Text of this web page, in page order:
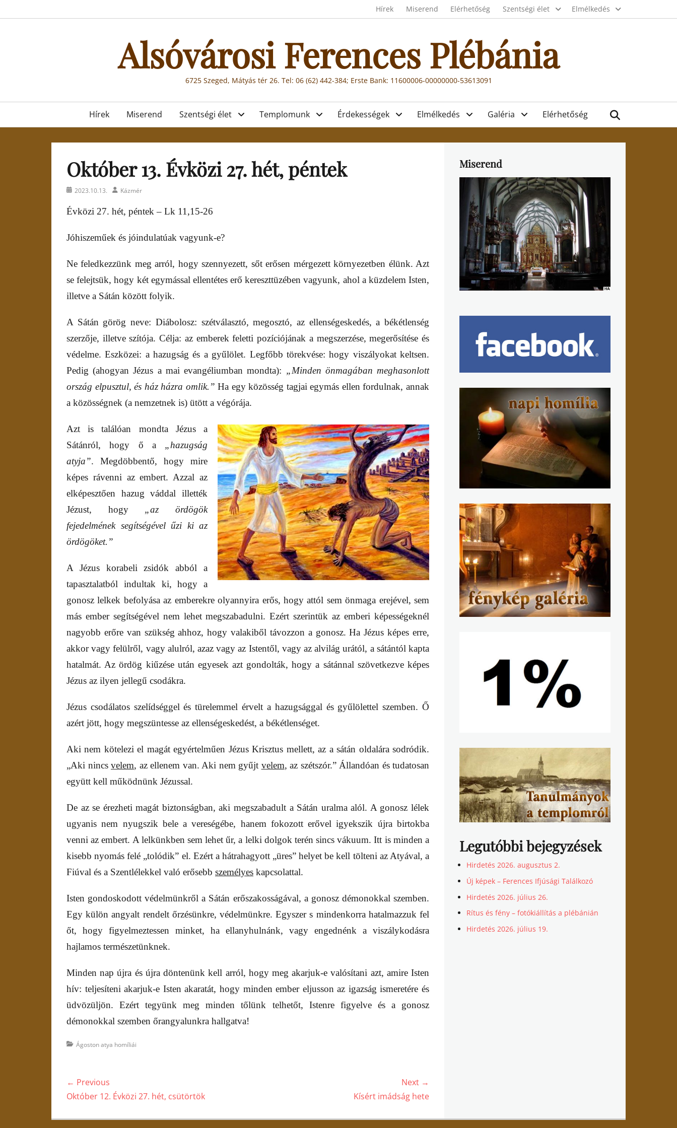
to
Header menu
Hírek Miserend Elérhetőség Szentségi élet Elmélkedés
Alsóvárosi Ferences Plébánia
6725 Szeged, Mátyás tér 26. Tel: 06 (62) 442-384; Erste Bank: 11600006-00000000-53613091
Primary
menu
Hírek Miserend Szentségi élet Templomunk Érdekességek Elmélkedés Galéria Elérhetőség
Október 13. Évközi 27. hét, péntek
Posted2023.10.13. AuthorKázmér
Évközi 27. hét, péntek – Lk 11,15-26
Jóhiszeműek és jóindulatúak vagyunk-e?
Ne feledkezzünk meg arról, hogy szennyezett, sőt erősen mérgezett környezetben élünk. Azt
se felejtsük, hogy két egymással ellentétes erő kereszttüzében vagyunk, ahol a küzdelem Isten,
illetve a Sátán között folyik.
A Sátán görög neve: Diábolosz: szétválasztó, megosztó, az ellenségeskedés, a békétlenség
szerzője, illetve szítója. Célja: az emberek feletti pozíciójának a megszerzése, megerősítése és
védelme. Eszközei: a hazugság és a gyűlölet. Legfőbb törekvése: hogy viszályokat keltsen.
Pedig (ahogyan Jézus a mai evangéliumban mondta): „Minden önmagában meghasonlott
ország elpusztul, és ház házra omlik.” Ha egy közösség tagjai egymás ellen fordulnak, annak
a közösségnek (a nemzetnek is) ütött a végórája.
Azt is találóan mondta Jézus a
Sátánról, hogy ő a „hazugság
atyja”. Megdöbbentő, hogy mire
képes rávenni az embert. Azzal az
elképesztően hazug váddal illették
Jézust, hogy „az ördögök
fejedelmének segítségével űzi ki az
ördögöket.”
A Jézus korabeli zsidók abból a
tapasztalatból indultak ki, hogy a
gonosz lelkek befolyása az emberekre olyannyira erős, hogy attól sem önmaga erejével, sem
más ember segítségével nem lehet megszabadulni. Ezért szerintük az emberi képességeknél
nagyobb erőre van szükség ahhoz, hogy valakiből távozzon a gonosz. Ha Jézus képes erre,
akkor vagy felülről, vagy alulról, azaz vagy az Istentől, vagy az alvilág urától, a sátántól kapta
hatalmát. Az ördög kiűzése után egyesek azt gondolták, hogy a sátánnal szövetkezve képes
Jézus az ilyen jellegű csodákra.
Jézus csodálatos szelídséggel és türelemmel érvelt a hazugsággal és gyűlölettel szemben. Ő
azért jött, hogy megszüntesse az ellenségeskedést, a békétlenséget.
Aki nem kötelezi el magát egyértelműen Jézus Krisztus mellett, az a sátán oldalára sodródik.
„Aki nincs velem, az ellenem van. Aki nem gyűjt velem, az szétszór.” Állandóan és tudatosan
együtt kell működnünk Jézussal.
De az se érezheti magát biztonságban, aki megszabadult a Sátán uralma alól. A gonosz lélek
ugyanis nem nyugszik bele a vereségébe, hanem fokozott erővel igyekszik újra birtokba
venni az embert. A lelkünkben sem lehet űr, a lelki dolgok terén sincs vákuum. Itt is minden a
kisebb nyomás felé „tolódik” el. Ezért a hátrahagyott „üres” helyet be kell tölteni az Atyával, a
Fiúval és a Szentlélekkel való erősebb személyes kapcsolattal.
Isten gondoskodott védelmünkről a Sátán erőszakosságával, a gonosz démonokkal szemben.
Egy külön angyalt rendelt őrzésünkre, védelmünkre. Egyszer s mindenkorra hatalmazzuk fel
őt, hogy figyelmeztessen minket, ha ellanyhulnánk, vagy engednénk a viszálykodásra
hajlamos természetünknek.
Minden nap újra és újra döntenünk kell arról, hogy meg akarjuk-e valósítani azt, amire Isten
hív: teljesíteni akarjuk-e Isten akaratát, hogy minden ember eljusson az igazság ismeretére és
üdvözüljön. Ezért tegyünk meg minden tőlünk telhetőt, Istenre figyelve és a gonosz
démonokkal szemben őrangyalunkra hallgatva!
Categories
Ágoston atya homíliái
Bejegyzés
navigáció
← Previous
Previous
Október 12. Évközi 27. hét, csütörtök
Next →
Kísért imádság hete
Miserend
Legutóbbi bejegyzések
Hirdetés 2026. augusztus 2.
Új képek – Ferences Ifjúsági Találkozó
Hirdetés 2026. július 26.
Rítus és fény – fotókiállítás a plébánián
Hirdetés 2026. július 19.